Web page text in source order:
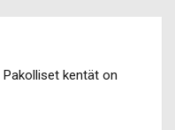
Pakolliset kentät on